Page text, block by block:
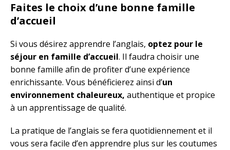
Faites le choix d’une bonne famille
d’accueil
Si vous désirez apprendre l’anglais, optez pour le
séjour en famille d’accueil. Il faudra choisir une
bonne famille afin de profiter d’une expérience
enrichissante. Vous bénéficierez ainsi d’un
environnement chaleureux, authentique et propice
à un apprentissage de qualité.
La pratique de l’anglais se fera quotidiennement et il
vous sera facile d’en apprendre plus sur les coutumes